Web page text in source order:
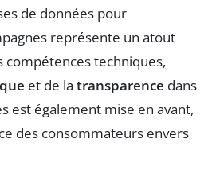
de données pour
représente un atout
compétences techniques,
et de la transparence dans
est également mise en avant,
des consommateurs envers